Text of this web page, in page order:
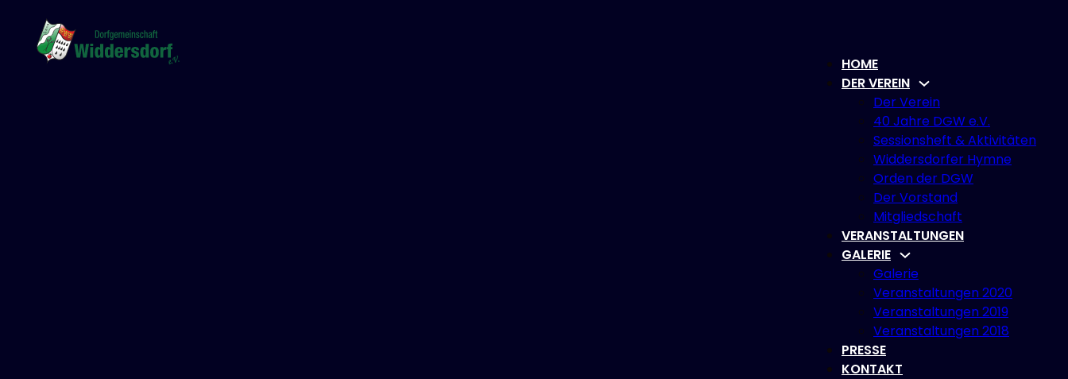
HOME
DER VEREIN
Der Verein
40 Jahre DGW e.V.
Sessionsheft & Aktivitäten
Widdersdorfer Hymne
Orden der DGW
Der Vorstand
Mitgliedschaft
VERANSTALTUNGEN
GALERIE
Galerie
Veranstaltungen 2020
Veranstaltungen 2019
Veranstaltungen 2018
PRESSE
KONTAKT